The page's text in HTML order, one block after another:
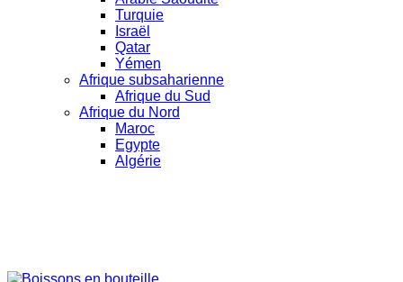
Turquie
Israël
Qatar
Yémen
Afrique subsaharienne
Afrique du Sud
Afrique du Nord
Maroc
Egypte
Algérie